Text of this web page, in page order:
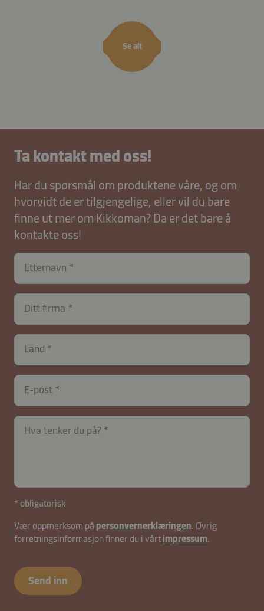
Se alt
Ta kontakt med oss!
Har du spørsmål om produktene våre, og om
hvorvidt de er tilgjengelige, eller vil du bare
finne ut mer om Kikkoman? Da er det bare å
kontakte oss!
Etternavn
Ditt firma
Land
E-post
Hva tenker du på?
contactNO-
26617-
2f3s5
* obligatorisk
Vær oppmerksom på personvernerklæringen. Øvrig
forretningsinformasjon finner du i vårtimpressum.
Send inn